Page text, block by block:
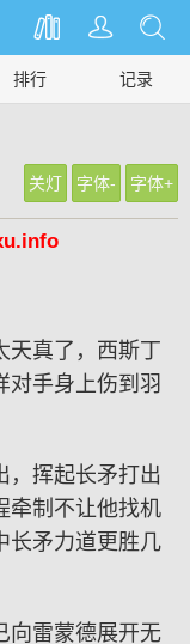
排行 记录
关灯 字体- 字体+
天真了，西斯丁
对手身上伤到羽
，挥起长矛打出
牵制不让他找机
长矛力道更胜几
向雷蒙德展开无